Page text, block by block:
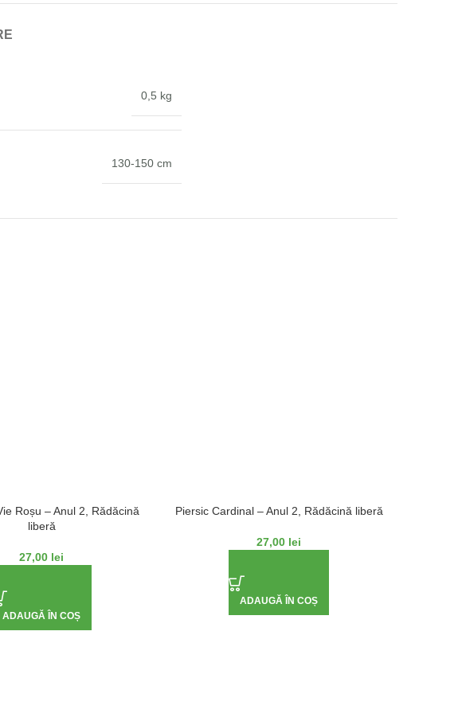
0,5 kg
130-150 cm
Roșu – Anul 2, Rădăcină
liberă
27,00 lei
ADAUGĂ ÎN COȘ
Piersic Cardinal – Anul 2, Rădăcină liberă
27,00 lei
ADAUGĂ ÎN COȘ